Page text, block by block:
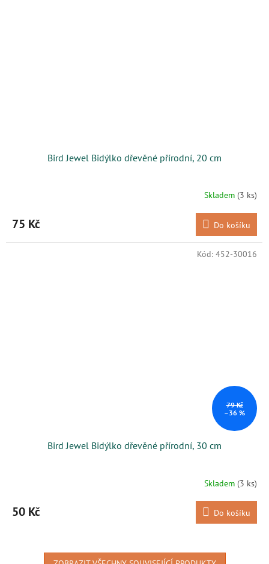
Bird Jewel Bidýlko dřevěné přírodní, 20 cm
Skladem (3 ks)
75 Kč Do košíku
79 Kč
–36 %
Bird Jewel Bidýlko dřevěné přírodní, 30 cm
Skladem (3 ks)
50 Kč Do košíku
Kód: 452-30016